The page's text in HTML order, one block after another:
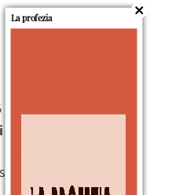
Buletinului, plin de
La profezia